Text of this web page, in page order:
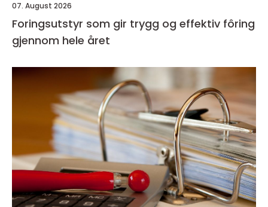
07. August 2026
Foringsutstyr som gir trygg og effektiv fôring
gjennom hele året